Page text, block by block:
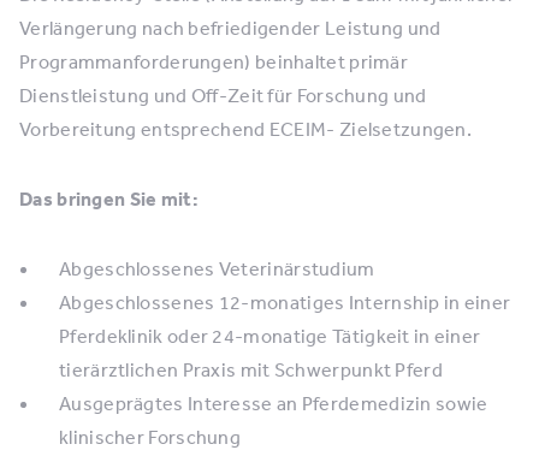
Verlängerung nach befriedigender Leistung und
Programmanforderungen) beinhaltet primär
Dienstleistung und Off-Zeit für Forschung und
Vorbereitung entsprechend ECEIM- Zielsetzungen.
Das bringen Sie mit:
Abgeschlossenes Veterinärstudium
Abgeschlossenes 12-monatiges Internship in einer
Pferdeklinik oder 24-monatige Tätigkeit in einer
tierärztlichen Praxis mit Schwerpunkt Pferd
Ausgeprägtes Interesse an Pferdemedizin sowie
klinischer Forschung